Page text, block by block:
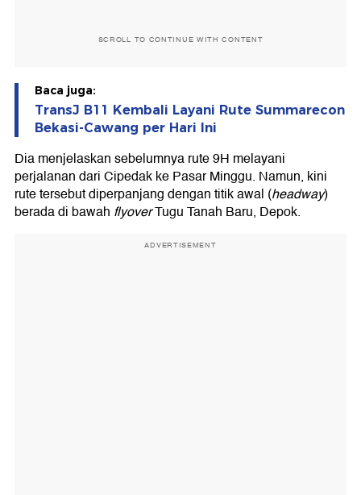
SCROLL TO CONTINUE WITH CONTENT
Baca juga:
TransJ B11 Kembali Layani Rute Summarecon
Bekasi-Cawang per Hari Ini
Dia menjelaskan sebelumnya rute 9H melayani
perjalanan dari Cipedak ke Pasar Minggu. Namun, kini
rute tersebut diperpanjang dengan titik awal (headway)
berada di bawah flyoverTugu Tanah Baru, Depok.
ADVERTISEMENT